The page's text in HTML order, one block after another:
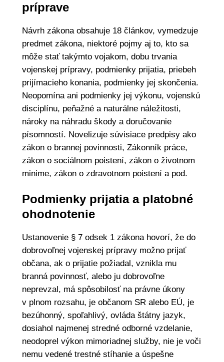
príprave
Návrh zákona obsahuje 18 článkov, vymedzuje
predmet zákona, niektoré pojmy aj to, kto sa
môže stať takýmto vojakom, dobu trvania
vojenskej prípravy, podmienky prijatia, priebeh
prijímacieho konania, podmienky jej skončenia.
Neopomína ani podmienky jej výkonu, vojenskú
disciplínu, peňažné a naturálne náležitosti,
nároky na náhradu škody a doručovanie
písomností. Novelizuje súvisiace predpisy ako
zákon o brannej povinnosti, Zákonník práce,
zákon o sociálnom poistení, zákon o životnom
minime, zákon o zdravotnom poistení a pod.
Podmienky prijatia a platobné
ohodnotenie
Ustanovenie § 7 odsek 1 zákona hovorí, že do
dobrovoľnej vojenskej prípravy možno prijať
občana, ak o prijatie požiadal, vznikla mu
branná povinnosť, alebo ju dobrovoľne
neprevzal, má spôsobilosť na právne úkony
v plnom rozsahu, je občanom SR alebo EÚ, je
bezúhonný, spoľahlivý, ovláda štátny jazyk,
dosiahol najmenej stredné odborné vzdelanie,
neodoprel výkon mimoriadnej služby, nie je voči
nemu vedené trestné stíhanie a úspešne